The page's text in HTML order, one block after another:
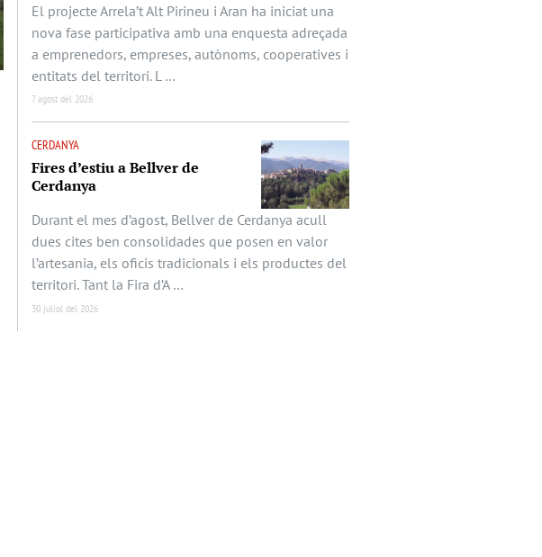
El projecte Arrela’t Alt Pirineu i Aran ha iniciat una
nova fase participativa amb una enquesta adreçada
a emprenedors, empreses, autònoms, cooperatives i
entitats del territori. L …
7 agost del 2026
CERDANYA
Fires d’estiu a Bellver de
Cerdanya
Durant el mes d’agost, Bellver de Cerdanya acull
dues cites ben consolidades que posen en valor
l’artesania, els oficis tradicionals i els productes del
territori. Tant la Fira d’A …
30 juliol del 2026